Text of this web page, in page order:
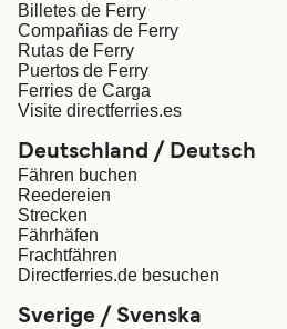
Billetes de Ferry
Compañias de Ferry
Rutas de Ferry
Puertos de Ferry
Ferries de Carga
Visite directferries.es
Deutschland / Deutsch
Fähren buchen
Reedereien
Strecken
Fährhäfen
Frachtfähren
Directferries.de besuchen
Sverige / Svenska